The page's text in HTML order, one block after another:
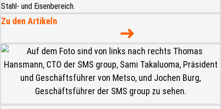
Stahl- und Eisenbereich.
Zu den Artikeln